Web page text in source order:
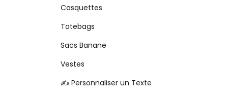
Casquettes
Totebags
Sacs Banane
Vestes
✍️ Personnaliser un Texte